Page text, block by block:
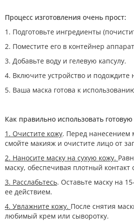
Процесс изготовления очень прост:
1. Подготовьте ингредиенты
2. Поместите его в контейнер
3. Добавьте воду и гелевую капсулу.
4. Включите устройство и подождите
5. Ваша маска готова к
Как правильно использовать готовую
1. Очистите кожу. Перед нанесением
смойте макияж и очистите лицо от
2. Наносите маску на сухую кожу.
маску, обеспечивая плотный контакт
3. Расслабьтесь. Оставьте маску на
ее действием.
4. Увлажните кожу. После снятия
любимый крем или сыворотку.